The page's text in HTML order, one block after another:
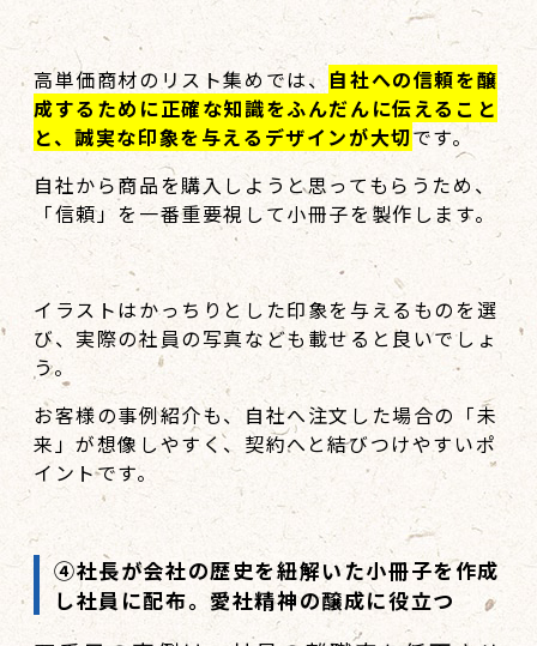
高単価商材のリスト集めでは、 自社への信頼を醸
成するために正確な知識をふんだんに伝えること
と、誠実な印象を与えるデザインが大切です。
自社から商品を購入しようと思ってもらうため、
「信頼」を一番重要視して小冊子を製作します。
イラストはかっちりとした印象を与えるものを選
び、実際の社員の写真なども載せると良いでしょ
う。
お客様の事例紹介も、自社へ注文した場合の「未
来」が想像しやすく、契約へと結びつけやすいポ
イントです。
④社長が会社の歴史を紐解いた小冊子を作成
し社員に配布。愛社精神の醸成に役立つ